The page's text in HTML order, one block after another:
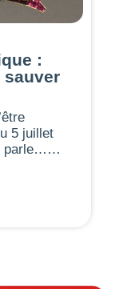
:
5 juillet
parle……